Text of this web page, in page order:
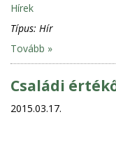
Hírek
Típus: Hír
Tovább »
Családi
2015.03.17.